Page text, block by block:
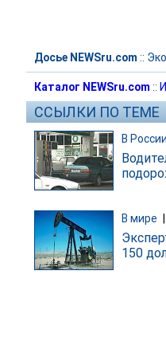
Досье NEWSru.com ::
Каталог NEWSru.com ::
ССЫЛКИ ПО ТЕМЕ
В
В мире
150